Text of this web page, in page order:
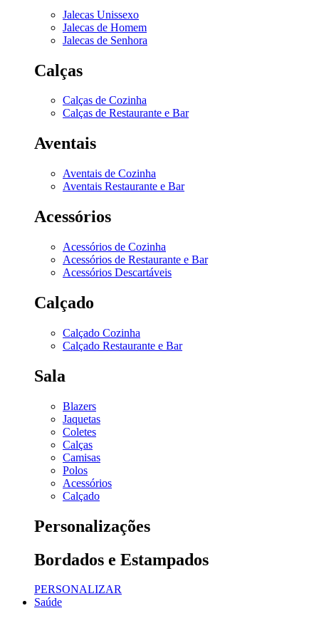
Jalecas Unissexo
Jalecas de Homem
Jalecas de Senhora
Calças
Calças de Cozinha
Calças de Restaurante e Bar
Aventais
Aventais de Cozinha
Aventais Restaurante e Bar
Acessórios
Acessórios de Cozinha
Acessórios de Restaurante e Bar
Acessórios Descartáveis
Calçado
Calçado Cozinha
Calçado Restaurante e Bar
Sala
Blazers
Jaquetas
Coletes
Calças
Camisas
Polos
Acessórios
Calçado
Personalizações
Bordados e Estampados
PERSONALIZAR
Saúde